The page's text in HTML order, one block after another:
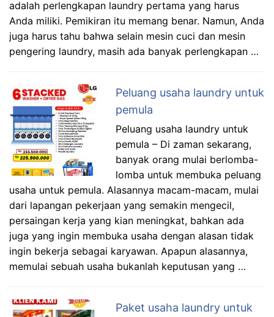
adalah perlengkapan laundry pertama yang harus
Anda miliki. Pemikiran itu memang benar. Namun, Anda
juga harus tahu bahwa selain mesin cuci dan mesin
pengering laundry, masih ada banyak perlengkapan …
Peluang usaha laundry untuk
pemula
Peluang usaha laundry untuk
pemula – Di zaman sekarang,
banyak orang mulai berlomba-
lomba untuk membuka peluang
usaha untuk pemula. Alasannya macam-macam, mulai
dari lapangan pekerjaan yang semakin mengecil,
persaingan kerja yang kian meningkat, bahkan ada
juga yang ingin membuka usaha dengan alasan tidak
ingin bekerja sebagai karyawan. Apapun alasannya,
memulai sebuah usaha bukanlah keputusan yang …
Paket usaha laundry untuk